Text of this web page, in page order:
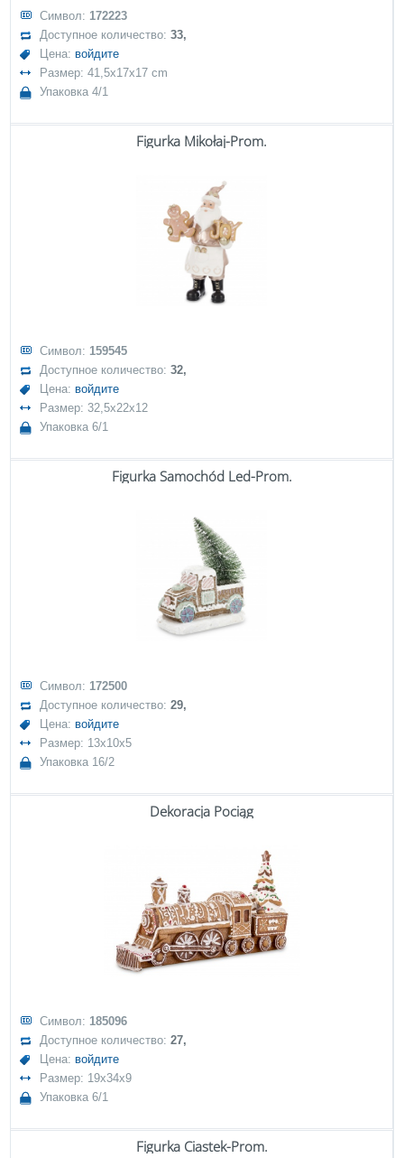
Символ: 172223
Доступное количество:33,
Цена: войдите
Размер: 41,5x17x17 cm
Упаковка 4/1
Figurka Mikołaj-Prom.
Символ: 159545
Доступное количество:32,
Цена: войдите
Размер: 32,5x22x12
Упаковка 6/1
Figurka Samochód Led-Prom.
Символ: 172500
Доступное количество:29,
Цена: войдите
Размер: 13x10x5
Упаковка 16/2
Dekoracja Pociąg
Символ: 185096
Доступное количество:27,
Цена: войдите
Размер: 19x34x9
Упаковка 6/1
Figurka Ciastek-Prom.